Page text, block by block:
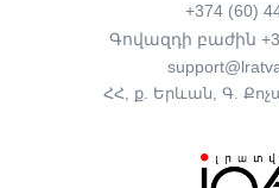
+374 (60)
Գովազդի բաժին
ՀՀ, ք. Երևան, Գ.